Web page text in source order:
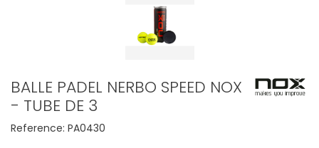
BALLE PADEL NERBO SPEED NOX
- TUBE DE 3
Reference: PA0430